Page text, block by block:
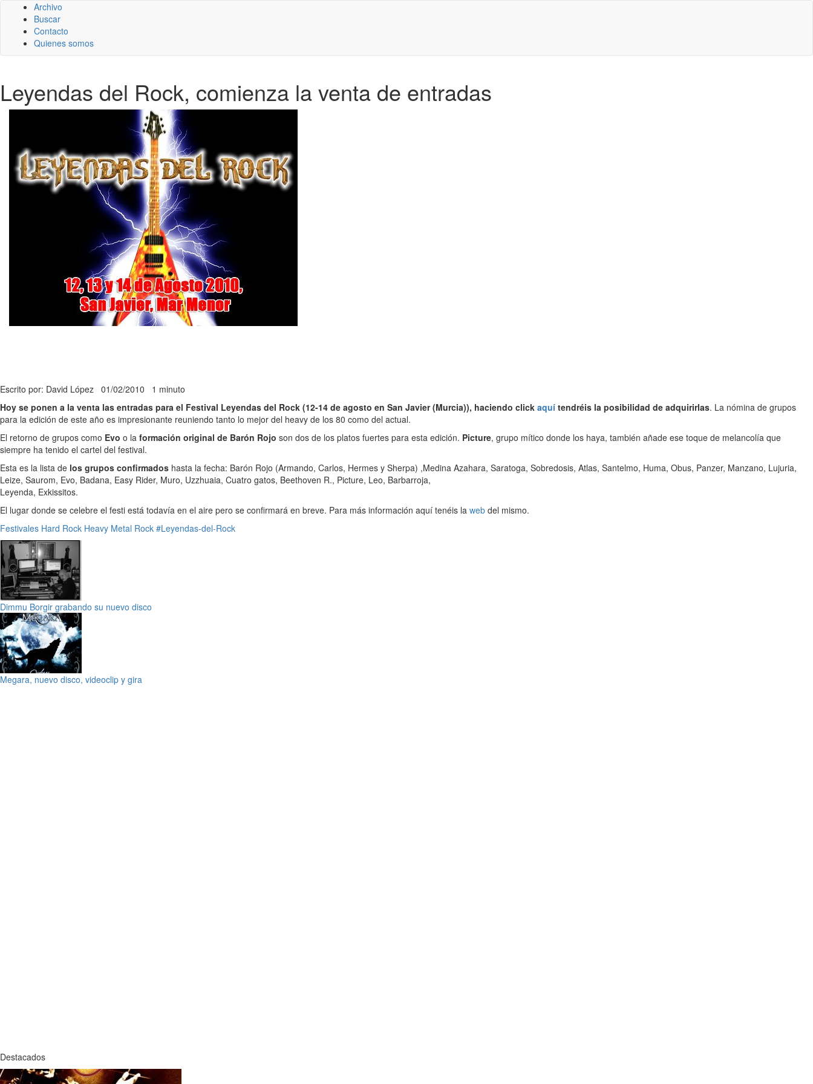
Archivo
Buscar
Contacto
Quienes somos
Leyendas del Rock, comienza la venta de entradas
Escrito por: David López 01/02/2010 1 minuto
Hoy se ponen a la venta las entradas para el Festival Leyendas del Rock (12-14 de agosto en San Javier (Murcia)), haciendo click aquí tendréis la posibilidad de adquirirlas. La nómina de grupos
para la edición de este año es impresionante reuniendo tanto lo mejor del heavy de los 80 como del actual.
El retorno de grupos como Evo o la formación original de Barón Rojo son dos de los platos fuertes para esta edición. Picture, grupo mítico donde los haya, también añade ese toque de melancolía que
siempre ha tenido el cartel del festival.
Esta es la lista de los grupos confirmados hasta la fecha: Barón Rojo (Armando, Carlos, Hermes y Sherpa) ,Medina Azahara, Saratoga, Sobredosis, Atlas, Santelmo, Huma, Obus, Panzer, Manzano, Lujuria,
Leize, Saurom, Evo, Badana, Easy Rider, Muro, Uzzhuaia, Cuatro gatos, Beethoven R., Picture, Leo, Barbarroja,
Leyenda, Exkissitos.
El lugar donde se celebre el festi está todavía en el aire pero se confirmará en breve. Para más información aquí tenéis la web del mismo.
Festivales Hard Rock Heavy Metal Rock #Leyendas-del-Rock
Dimmu Borgir grabando su nuevo disco
Megara, nuevo disco, videoclip y gira
Destacados